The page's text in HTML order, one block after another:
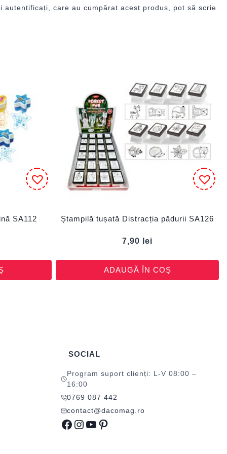
autentificați, care au cumpărat acest produs, pot să scrie
SA112 Ștampilă tușată Distracția pădurii SA126
7,90 lei
ADAUGĂ ÎN COȘ
SOCIAL
Program suport clienți: L-V 08:00 –
16:00
0769 087 442
contact@dacomag.ro
Facebook
Instagram
YouTube
Pinterest